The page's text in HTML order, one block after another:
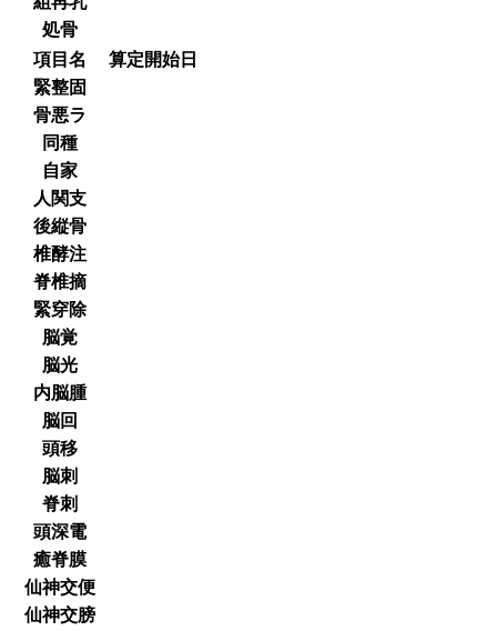
処骨
項目名
算定開始日
緊整固
骨悪ラ
同種
自家
人関支
後縦骨
椎酵注
脊椎摘
緊穿除
脳覚
脳光
内脳腫
脳回
頭移
脳刺
脊刺
頭深電
癒脊膜
仙神交便
仙神交膀